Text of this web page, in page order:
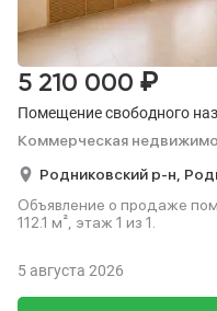
Помещение свободного
Коммерческая
5 210 000 ₽
Родниковский р-н,
Объявление о продаже
112.1 м², этаж 1 из 1.
5 августа 2026